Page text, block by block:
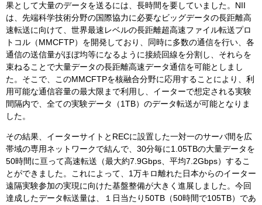
果として大量のデータを送るには、長時間を要していました。NII
は、先端科学技術分野の国際協力に必要なビッグデータの長距離高
速転送に向けて、世界最速レベルの長距離超高速ファイル転送プロ
トコル（MMCFTP）を開発しており、同時に多数の通信を行い、各
通信の送信量がほぼ均等になるように接続回線を分割し、それらを
束ねることで大量データの長距離高速データ通信を可能としまし
た。そこで、このMMCFTPを核融合分野に応用することにより、利
用可能な通信容量の最大限まで利用し、イーターで想定される実験
間隔内で、全ての実験データ（1TB）のデータ転送が可能となりま
した。
その結果、イーターサイトとRECに設置した一対一のサーバ間を広
帯域の専用ネットワークで結んで、30分毎に1.05TBの大量データを
50時間に亘って高速転送（最大約7.9Gbps、平均7.2Gbps）するこ
とができました。これによって、1万キロ離れた日本からのイーター
遠隔実験参加の実現に向けた基盤整備が大きく進展しました。今回
達成したデータ転送量は、１日当たり50TB（50時間で105TB）であ